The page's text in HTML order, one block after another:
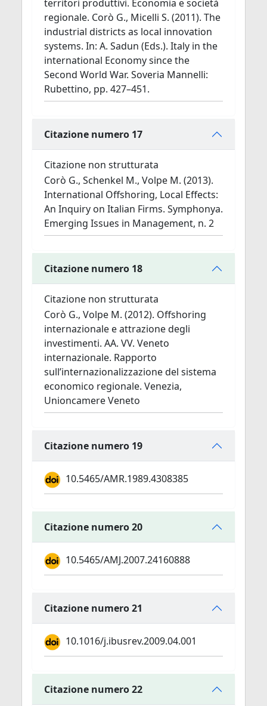
territori produttivi. Economia e società
regionale. Corò G., Micelli S. (2011). The
industrial districts as local innovation
systems. In: A. Sadun (Eds.). Italy in the
international Economy since the
Second World War. Soveria Mannelli:
Rubettino, pp. 427–451.
Citazione numero 17
Citazione non strutturata
Corò G., Schenkel M., Volpe M. (2013).
International Offshoring, Local Effects:
An Inquiry on Italian Firms. Symphonya.
Emerging Issues in Management, n. 2
Citazione numero 18
Citazione non strutturata
Corò G., Volpe M. (2012). Offshoring
internazionale e attrazione degli
investimenti. AA. VV. Veneto
internazionale. Rapporto
sull’internazionalizzazione del sistema
economico regionale. Venezia,
Unioncamere Veneto
Citazione numero 19
10.5465/AMR.1989.4308385
Citazione numero 20
10.5465/AMJ.2007.24160888
Citazione numero 21
10.1016/j.ibusrev.2009.04.001
Citazione numero 22